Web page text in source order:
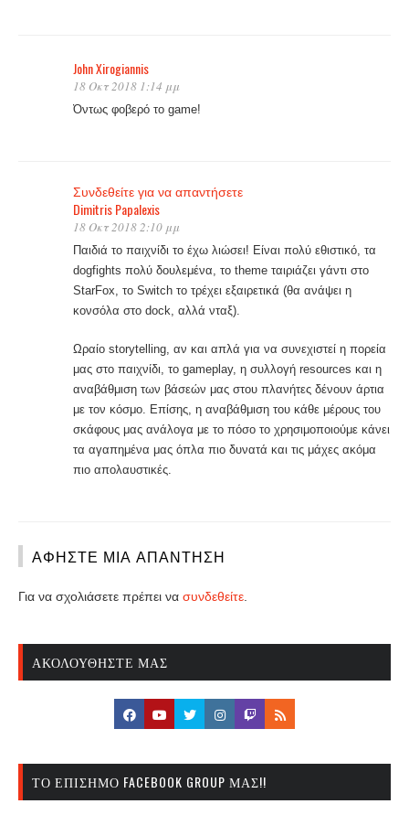
John Xirogiannis
18 Οκτ 2018 1:14 μμ
Όντως φοβερό το game!
Συνδεθείτε για να απαντήσετε
Dimitris Papalexis
18 Οκτ 2018 2:10 μμ
Παιδιά το παιχνίδι το έχω λιώσει! Είναι πολύ εθιστικό, τα
dogfights πολύ δουλεμένα, το theme ταιριάζει γάντι στο
StarFox, το Switch το τρέχει εξαιρετικά (θα ανάψει η
κονσόλα στο dock, αλλά νταξ).
Ωραίο storytelling, αν και απλά για να συνεχιστεί η πορεία
μας στο παιχνίδι, το gameplay, η συλλογή resources και η
αναβάθμιση των βάσεών μας στου πλανήτες δένουν άρτια
με τον κόσμο. Επίσης, η αναβάθμιση του κάθε μέρους του
σκάφους μας ανάλογα με το πόσο το χρησιμοποιούμε κάνει
τα αγαπημένα μας όπλα πιο δυνατά και τις μάχες ακόμα
πιο απολαυστικές.
ΑΦΉΣΤΕ ΜΙΑ ΑΠΆΝΤΗΣΗ
Για να σχολιάσετε πρέπει να συνδεθείτε
ΑΚΟΛΟΥΘΉΣΤΕ ΜΑΣ
ΤΟ ΕΠΊΣΗΜΟ FACEBOOK GROUP ΜΑΣ!!